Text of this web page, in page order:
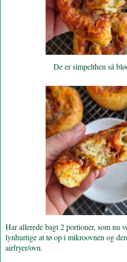
De er simpelthen så
Har allerede bagt 2 portioner, som nu
lynhurtige at tø op i mikroovnen og
airfryer/ovn.